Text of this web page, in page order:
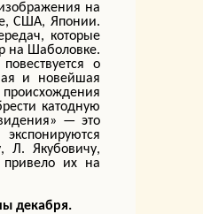
на
США, Японии.
которые
на Шаболовке.
о
и новейшая
катодную
— это
Л. Якубовичу,
их на
декабря.